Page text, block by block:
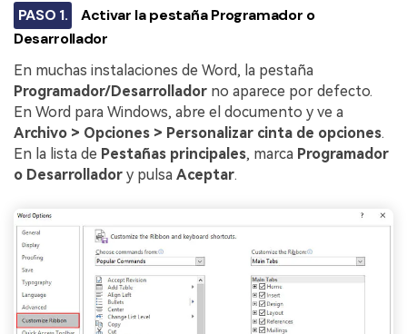
PASO 1.
Activar la pestaña Programador o
Desarrollador
En muchas instalaciones de Word, la pestaña
Programador/Desarrollador no aparece por defecto.
En Word para Windows, abre el documento y ve a
Archivo > Opciones > Personalizar cinta de opciones.
En la lista de Pestañas principales, marca Programador
o Desarrollador y pulsa Aceptar.